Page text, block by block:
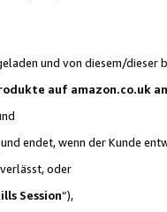
und von diesem/dieser
auf amazon.co.uk
endet, wenn der Kunde
oder
Session“),